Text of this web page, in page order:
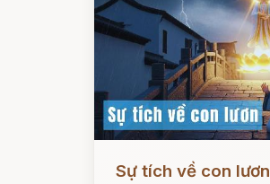
Sự tích về con lươn